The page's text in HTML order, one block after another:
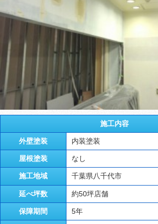
施工内容
外壁塗装 内装塗装
屋根塗装 なし
施工地域 千葉県八千代市
延べ坪数 約50坪店舗
保障期間 5年